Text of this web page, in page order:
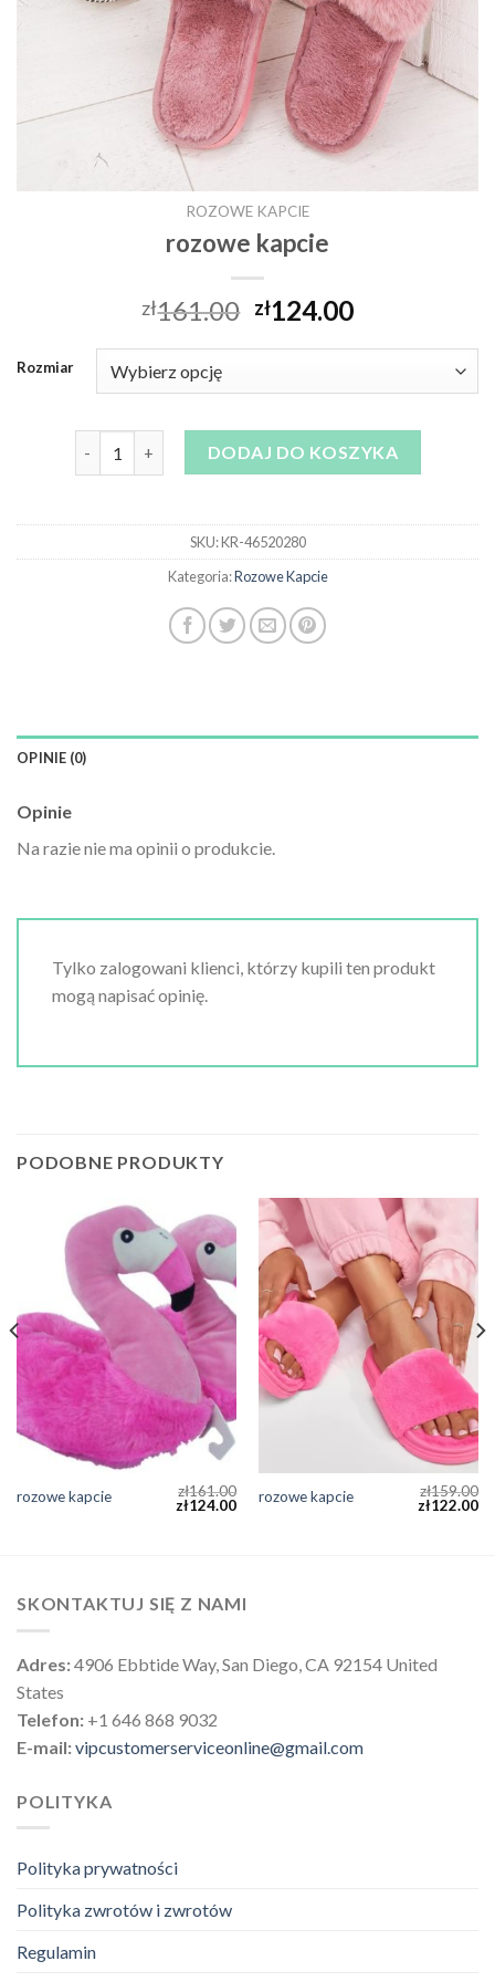
ROZOWE KAPCIE
rozowe kapcie
zł161.00 zł124.00
Rozmiar
ilość rozowe kapcieDODAJ DO KOSZYKA
SKU:KR-46520280
Kategoria:Rozowe Kapcie
OPINIE (0)
Opinie
Na razie nie ma opinii o produkcie.
Tylko zalogowani klienci, którzy kupili ten produkt
mogą napisać opinię.
PODOBNE PRODUKTY
rozowe kapcie zł161.00
zł124.00 rozowe kapcie zł159.00
zł122.00
SKONTAKTUJ SIĘ Z NAMI
Adres:4906 Ebbtide Way, San Diego, CA 92154 United
States
Telefon: +1 646 868 9032
E-mail:vipcustomerserviceonline@gmail.com
POLITYKA
Polityka prywatności
Polityka zwrotów i zwrotów
Regulamin